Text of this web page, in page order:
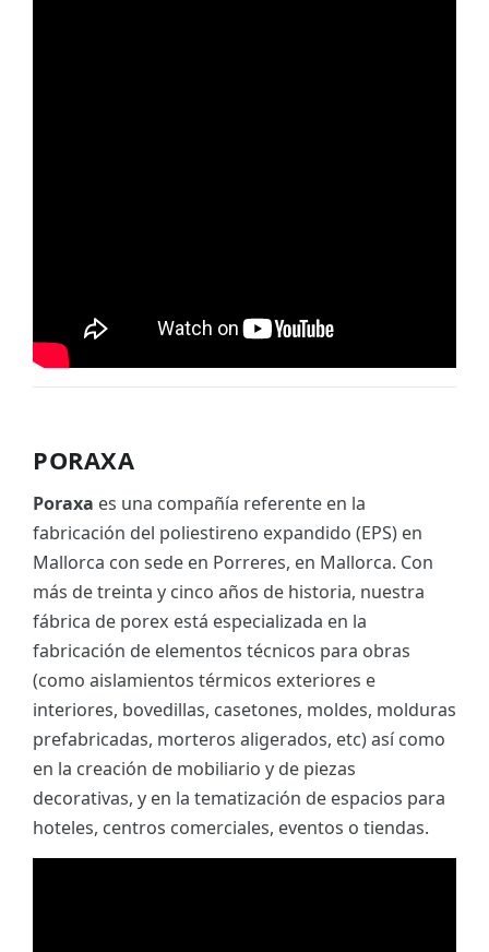
PORAXA
Poraxa es una compañía referente en la
fabricación del poliestireno expandido (EPS) en
Mallorca con sede en Porreres, en Mallorca. Con
más de treinta y cinco años de historia, nuestra
fábrica de porex está especializada en la
fabricación de elementos técnicos para obras
(como aislamientos térmicos exteriores e
interiores, bovedillas, casetones, moldes, molduras
prefabricadas, morteros aligerados, etc) así como
en la creación de mobiliario y de piezas
decorativas, y en la tematización de espacios para
hoteles, centros comerciales, eventos o tiendas.